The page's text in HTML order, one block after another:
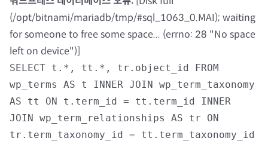
자료실
회원광장
마이페이지
(/opt/bitnami/mariadb/tmp/#sql_1063_0.MAI); waiting
for someone to free some space... (errno: 28 "No space
left on device")]
SELECT t.*, tt.*, tr.object_id FROM
wp_terms AS t INNER JOIN wp_term_taxonomy
AS tt ON t.term_id = tt.term_id INNER
JOIN wp_term_relationships AS tr ON
tr.term_taxonomy_id = tt.term_taxonomy_id